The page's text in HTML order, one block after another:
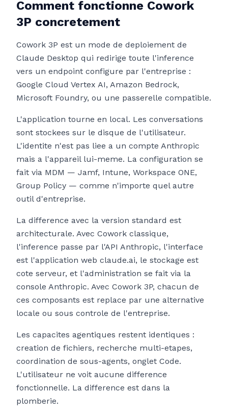
Comment fonctionne Cowork
3P concretement
Cowork 3P est un mode de deploiement de
Claude Desktop qui redirige toute l'inference
vers un endpoint configure par l'entreprise :
Google Cloud Vertex AI, Amazon Bedrock,
Microsoft Foundry, ou une passerelle compatible.
L'application tourne en local. Les conversations
sont stockees sur le disque de l'utilisateur.
L'identite n'est pas liee a un compte Anthropic
mais a l'appareil lui-meme. La configuration se
fait via MDM — Jamf, Intune, Workspace ONE,
Group Policy — comme n'importe quel autre
outil d'entreprise.
La difference avec la version standard est
architecturale. Avec Cowork classique,
l'inference passe par l'API Anthropic, l'interface
est l'application web claude.ai, le stockage est
cote serveur, et l'administration se fait via la
console Anthropic. Avec Cowork 3P, chacun de
ces composants est replace par une alternative
locale ou sous controle de l'entreprise.
Les capacites agentiques restent identiques :
creation de fichiers, recherche multi-etapes,
coordination de sous-agents, onglet Code.
L'utilisateur ne voit aucune difference
fonctionnelle. La difference est dans la
plomberie.